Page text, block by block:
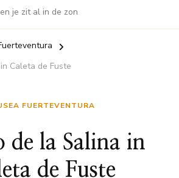
je zit al in de zon
Caleta de Fuste
FUERTEVENTURA
de la Salina in
de Fuste